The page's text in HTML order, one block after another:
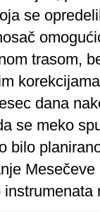
se
trasom,
dana
se meko
bilo